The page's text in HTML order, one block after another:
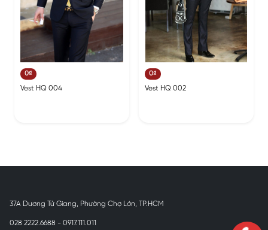
0₫
Vest HQ 004
0₫
Vest HQ 002
37A Dương Tử Giang, Phường Chợ Lớn, TP.HCM
028 2222.6688 - 0917.111.011